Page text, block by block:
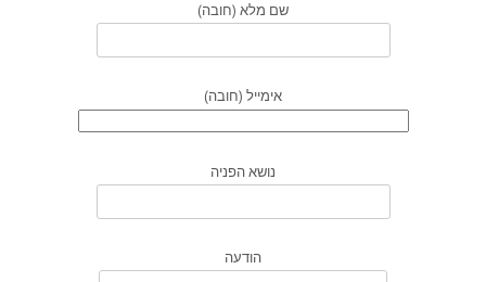
שם מלא (חובה)
אימייל (חובה)
נושא הפניה
הודעה